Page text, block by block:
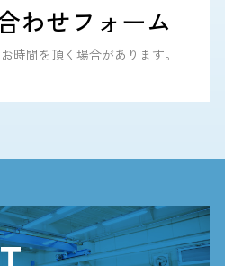
わせフォーム
時間を頂く場合があります。